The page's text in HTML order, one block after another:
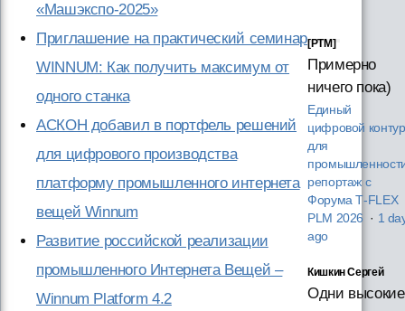
«Машэкспо-2025»
Приглашение на практический семинар
WINNUM: Как получить максимум от
одного станка
АСКОН добавил в портфель решений
для цифрового производства
платформу промышленного интернета
вещей Winnum
Развитие российской реализации
промышленного Интернета Вещей –
Winnum Platform 4.2
[PTM]
Примерно
ничего пока)
Единый
цифровой контур
для
репортаж с
Форума T‑FLEX
PLM 2026 · 1
ago
Кишкин Сергей
Одни высокие